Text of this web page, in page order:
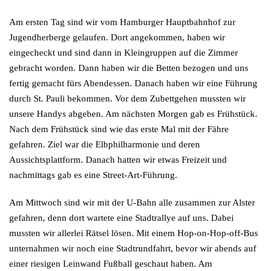
Am ersten Tag sind wir vom Hamburger Hauptbahnhof zur
Jugendherberge gelaufen. Dort angekommen, haben wir
eingecheckt und sind dann in Kleingruppen auf die Zimmer
gebracht worden. Dann haben wir die Betten bezogen und uns
fertig gemacht fürs Abendessen. Danach haben wir eine Führung
durch St. Pauli bekommen. Vor dem Zubettgehen mussten wir
unsere Handys abgeben. Am nächsten Morgen gab es Frühstück.
Nach dem Frühstück sind wie das erste Mal mit der Fähre
gefahren. Ziel war die Elbphilharmonie und deren
Aussichtsplattform. Danach hatten wir etwas Freizeit und
nachmittags gab es eine Street-Art-Führung.
Am Mittwoch sind wir mit der U-Bahn alle zusammen zur Alster
gefahren, denn dort wartete eine Stadtrallye auf uns. Dabei
mussten wir allerlei Rätsel lösen. Mit einem Hop-on-Hop-off-Bus
unternahmen wir noch eine Stadtrundfahrt, bevor wir abends auf
einer riesigen Leinwand Fußball geschaut haben. Am